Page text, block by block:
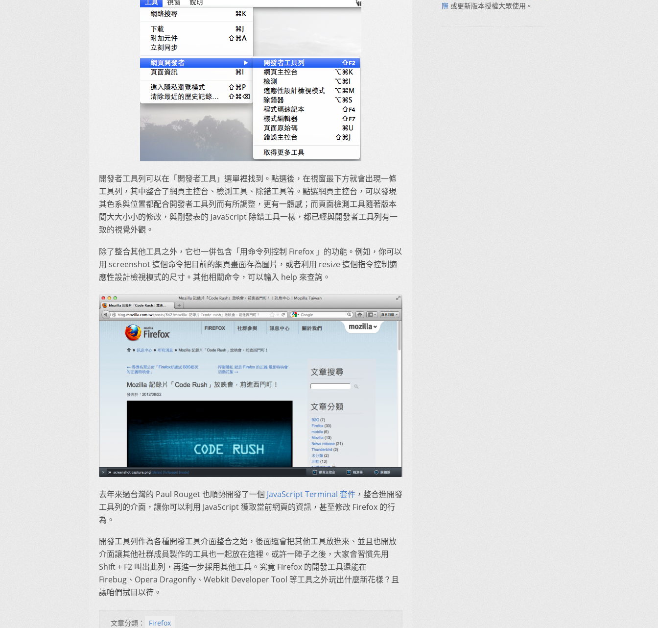
開發者工具列可以在「開發者工具」選單裡找到。點選後，在視窗最下方就會出現一條
工具列，其中整合了網頁主控台、檢測工具、除錯工具等。點選網頁主控台，可以發現
其色系與位置都配合開發者工具列而有所調整，更有一體感；而頁面檢測工具隨著版本
間大大小小的修改，與剛發表的 JavaScript 除錯工具一樣，都已經與開發者工具列有一
致的視覺外觀。
除了整合其他工具之外，它也一併包含「用命令列控制 Firefox 」的功能。例如，你可以
用 screenshot 這個命令把目前的網頁畫面存為圖片，或者利用 resize 這個指令控制適
應性設計檢視模式的尺寸。其他相關命令，可以輸入 help 來查詢。
去年來過台灣的 Paul Rouget 也順勢開發了一個 JavaScript Terminal 套件 ，整合進開發
工具列的介面，讓你可以利用 JavaScript 獲取當前網頁的資訊，甚至修改 Firefox 的行
為。
開發工具列作為各種開發工具介面整合之始，後面還會把其他工具放進來、並且也開放
介面讓其他社群成員製作的工具也一起放在這裡。或許一陣子之後，大家會習慣先用
Shift + F2 叫出此列，再進一步採用其他工具。究竟 Firefox 的開發工具還能在
Firebug、Opera Dragonfly、Webkit Developer Tool 等工具之外玩出什麼新花樣？且
讓咱們拭目以待。
文章分類： Firefox
際 或更新版本授權大眾使用。